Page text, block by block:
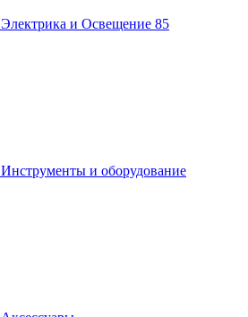
Электрика и Освещение 85
Инструменты и оборудование